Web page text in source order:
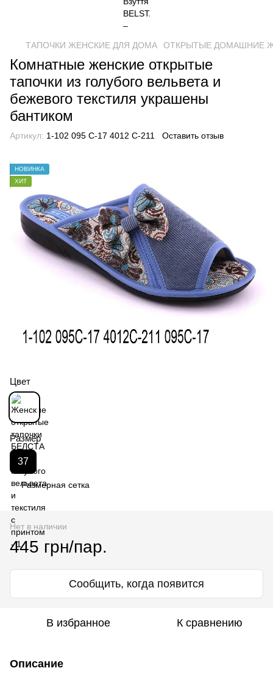
ТАПОЧКИ ЖЕНСКИЕ ДЛЯ ДОМА ОТКРЫТЫЕ ДОМАШНИЕ
Комнатные женские открытые
тапочки из голубого вельвета и
бежевого текстиля украшены
бантиком
Артикул: 1-102 095 С-17 4012 С-211 Оставить отзыв
НОВИНКА
ХИТ
Цвет
Размер
37
Размерная сетка
Нет в наличии
445 грн/пар.
Сообщить, когда появится
В избранное К сравнению
Описание